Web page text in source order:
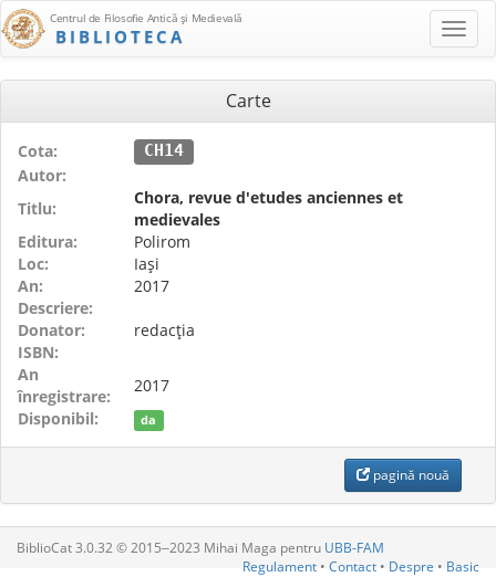
Centrul de Filosofie Antică şi Medievală
BIBLIOTECA
Carte
Cota: CH14
Autor:
Titlu:
Chora, revue d'etudes anciennes et
medievales
Editura:
Polirom
Loc:
Iaşi
An:
2017
Descriere:
Donator:
redacţia
ISBN:
An
înregistrare:
2017
Disponibil:
da
pagină nouă
BiblioCat 3.0.32 © 2015‒2023 Mihai Maga pentru UBB-FAM
Regulament • Contact • Despre • Basic